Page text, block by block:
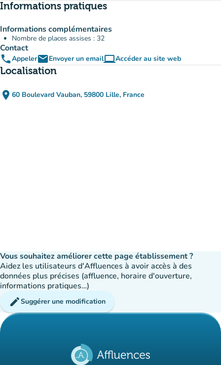
Informations pratiques
Informations complémentaires
Nombre de places assises : 32
Contact
phoneAppeleremailEnvoyer un emailcomputerAccéder au site web
(nouvel onglet)
Localisation
place 60 Boulevard Vauban, 59800 Lille, France
(ouvrir dans Google Maps)
(nouvel onglet)
Vous souhaitez améliorer cette page établissement ?
Aidez les utilisateurs d'Affluences à avoir accès à des
données plus précises (affluence, horaire d'ouverture,
informations pratiques…)
editSuggérer une modification